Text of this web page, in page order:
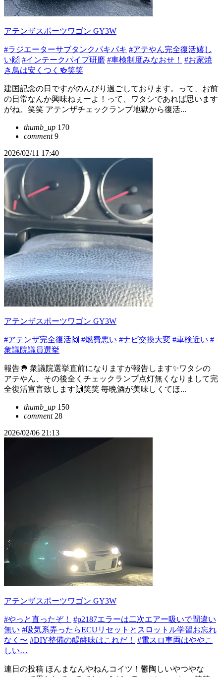
アテンザスポーツワゴン GY3W
#ラジエーターサブタンクパキパキ #アテやん完全復活嬉し
い🙌 #インテークパイプ研磨 #車検制度みなおせ！
#お家焼
き鳥は安くつく🍻笑笑
建国記念の日ですがのんびり過ごしております。って、お前
の日常なんか興味ねぇーよ！って、ワタシであれば思います
がね。笑笑 アテンザチェックランプ地獄から復活...
thumb_up 170
comment9
2026/02/11 17:40
アテンザスポーツワゴン GY3W
#アテンザ完全復活🙌 #燃費悪い #ナビ交換大変 #車検近い #
衆議院議員選挙
報告🤚 衆議院選挙直前になりますが報告します✨ワタシの
アテやん、その後全くチェックランプ点灯無くなりまして完
全復活宣言致します🙌笑笑 毎晩酒が美味しくてほ...
thumb_up 150
comment28
2026/02/06 21:13
アテンザスポーツワゴン GY3W
#やっと直ったぞ！
#p2187エラーは二次エアー吸いで間違い
無い #吸気系弄ったらECUリセットとスロットル学習お忘れ
なく〜 #DIY整備の醍醐味はこれだ！
#電スロ車両はややこ
しい…
連日の投稿 ほんまなんやねんコイツ！鬱陶しいやつやな